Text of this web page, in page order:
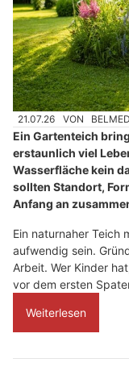
21.07.26 VON
Ein Gartenteich
erstaunlich viel
Wasserfläche kein
sollten Standort,
Anfang an
Ein naturnaher Teich
aufwendig sein.
Arbeit. Wer Kinder
vor dem ersten
Weiterlesen